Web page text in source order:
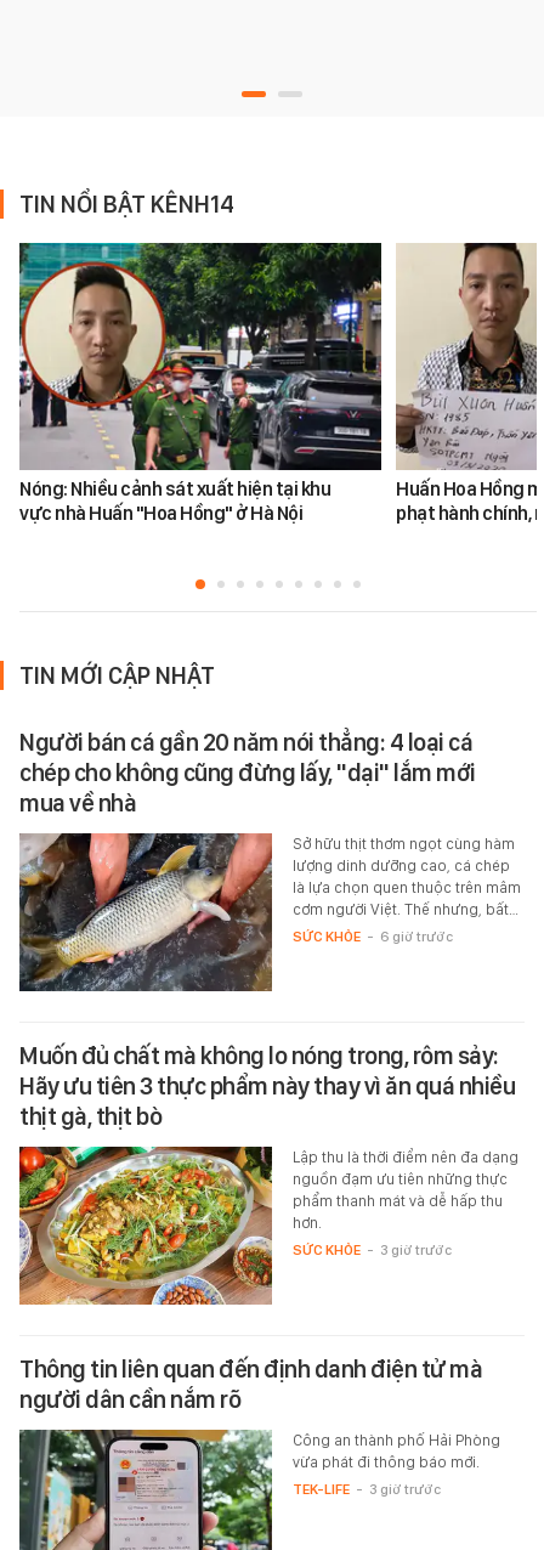
TIN NỔI BẬT KÊNH14
Nóng: Nhiều cảnh sát xuất hiện tại khu
vực nhà Huấn "Hoa Hồng" ở Hà Nội
Huấn Hoa Hồng
phạt hành chính,
TIN MỚI CẬP NHẬT
Người bán cá gần 20 năm nói thẳng: 4 loại cá
chép cho không cũng đừng lấy, "dại" lắm mới
mua về nhà
Sở hữu thịt thơm ngọt cùng hàm
lượng dinh dưỡng cao, cá chép
là lựa chọn quen thuộc trên mâm
cơm người Việt. Thế nhưng, bất…
SỨC KHỎE - 6 giờ trước
Muốn đủ chất mà không lo nóng trong, rôm sảy:
Hãy ưu tiên 3 thực phẩm này thay vì ăn quá nhiều
thịt gà, thịt bò
Lập thu là thời điểm nên đa dạng
nguồn đạm ưu tiên những thực
phẩm thanh mát và dễ hấp thu
hơn.
SỨC KHỎE - 3 giờ trước
Thông tin liên quan đến định danh điện tử mà
người dân cần nắm rõ
Công an thành phố Hải Phòng
vừa phát đi thông báo mới.
TEK-LIFE - 3 giờ trước